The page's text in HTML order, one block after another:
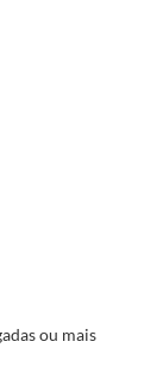
ou mais